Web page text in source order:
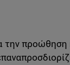
την